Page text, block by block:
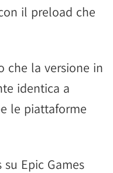
il preload che
che la versione in
identica a
le piattaforme
Epic Games